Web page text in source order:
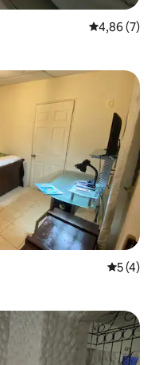
Gemiddelde
4,86 (7)
5 (4)